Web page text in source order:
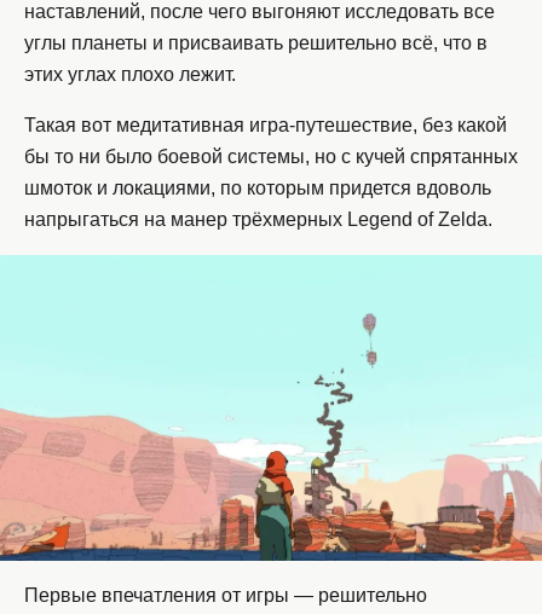
наставлений, после чего выгоняют исследовать все
углы планеты и присваивать решительно всё, что в
этих углах плохо лежит.
Такая вот медитативная игра-путешествие, без какой
бы то ни было боевой системы, но с кучей спрятанных
шмоток и локациями, по которым придется вдоволь
напрыгаться на манер трёхмерных Legend of Zelda.
Первые впечатления от игры — решительно